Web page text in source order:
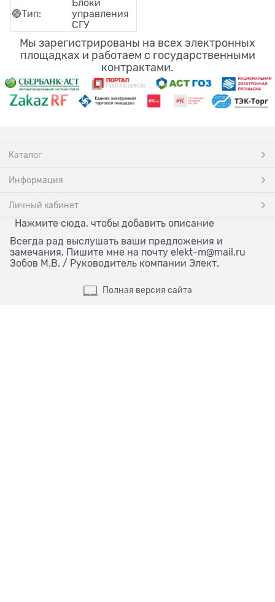
🟢Тип:
Блоки
управления
СГУ
Мы зарегистрированы на всех электронных
площадках и работаем с государственными
контрактами.
Каталог
Информация
Личный кабинет
Нажмите сюда, чтобы добавить описание
Всегда рад выслушать ваши предложения и
замечания. Пишите мне на почту elekt-m@mail.ru
Зобов М.В. / Руководитель компании Элект.
Полная версия сайта